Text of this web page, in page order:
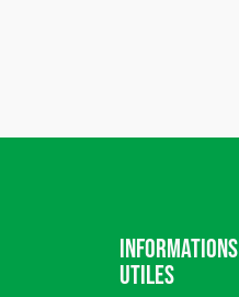
Informations
utiles